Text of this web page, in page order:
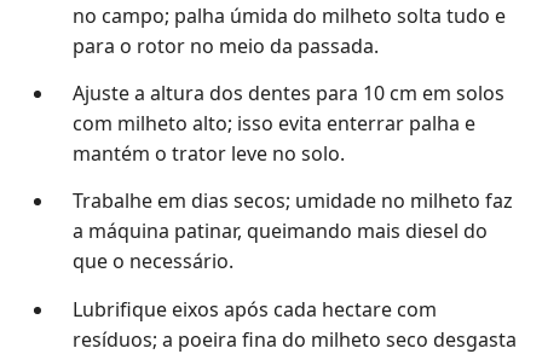
no campo; palha úmida do milheto solta tudo e
para o rotor no meio da passada.
Ajuste a altura dos dentes para 10 cm em solos
com milheto alto; isso evita enterrar palha e
mantém o trator leve no solo.
Trabalhe em dias secos; umidade no milheto faz
a máquina patinar, queimando mais diesel do
que o necessário.
Lubrifique eixos após cada hectare com
resíduos; a poeira fina do milheto seco desgasta